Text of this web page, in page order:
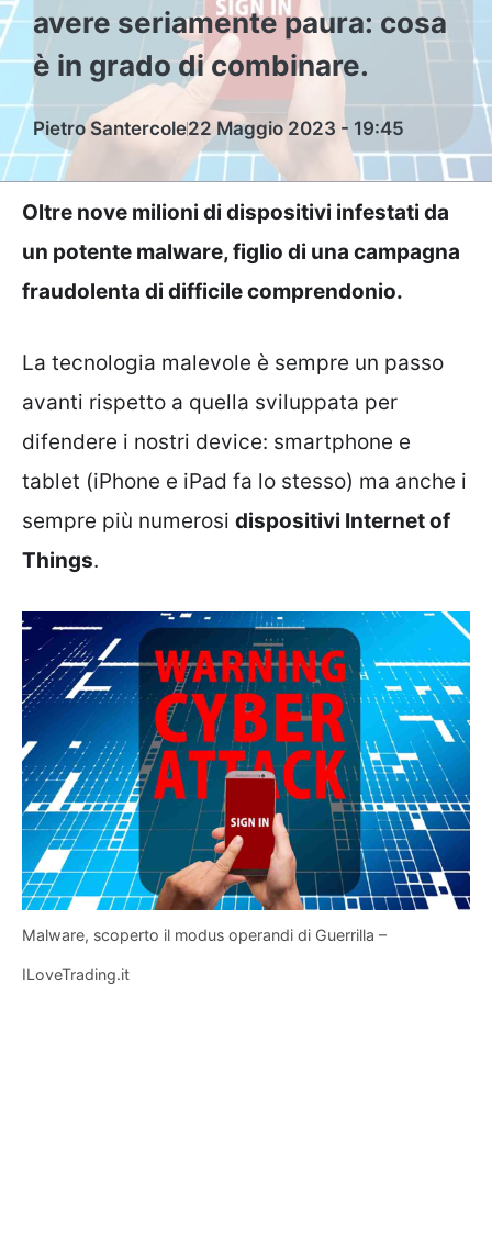
avere seriamente paura: cosa
è in grado di combinare.
Pietro Santercole22 Maggio 2023 - 19:45
Oltre nove milioni di dispositivi infestati da
un potente malware, figlio di una campagna
fraudolenta di difficile comprendonio.
La tecnologia malevole è sempre un passo
avanti rispetto a quella sviluppata per
difendere i nostri device: smartphone e
tablet (iPhone e iPad fa lo stesso) ma anche i
sempre più numerosi dispositivi Internet of
Things.
Malware, scoperto il modus operandi di Guerrilla –
ILoveTrading.it